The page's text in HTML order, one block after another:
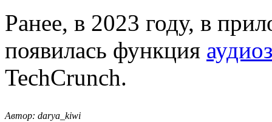
Ранее, в 2023 году, в
появилась функция
TechCrunch.
Автор: darya_kiwi